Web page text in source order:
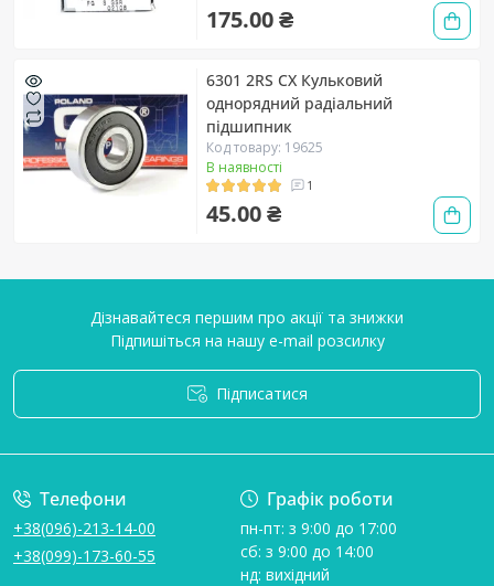
175.00 ₴
6301 2RS CX Кульковий
однорядний радіальний
підшипник
Код товару: 19625
В наявності
1
45.00 ₴
Дізнавайтеся першим про акції та знижки
Підпишіться на нашу e-mail розсилку
Підписатися
Телефони
+38(096)-213-14-00
+38(099)-173-60-55
Графік роботи
пн-пт: з 9:00 до 17:00
сб: з 9:00 до 14:00
нд: вихідний